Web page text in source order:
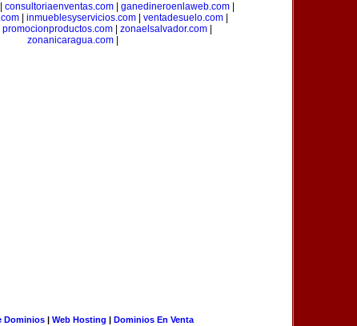
consultoriaenventas.com ganedineroenlaweb.com
inmueblesyservicios.com ventadesuelo.com
promocionproductos.com| zonaelsalvador.com|
zonanicaragua.com
Dominios| Web Hosting | Dominios En Venta